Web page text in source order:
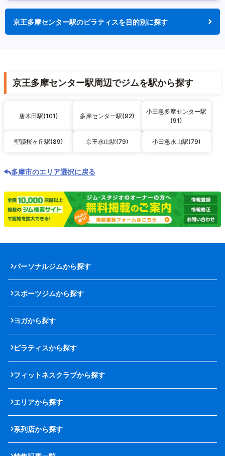
京王多摩センター駅のピラティスを目的別に探す
京王多摩センター駅周辺でジムを駅から探す
唐木田駅(101) 多摩センター駅(92)
小田急多摩センター駅
(91)
聖蹟桜ヶ丘駅(89) 京王永山駅(79) 小田急永山駅(79)
多摩市のエリア選択に戻る
パーソナルジムから探す
スポーツジムから探す
ヨガから探す
ピラティスから探す
フィットネスクラブから探す
エリアから探す
系列店から探す